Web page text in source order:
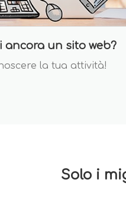
ancora un sito web?
la tua attività!
Solo i